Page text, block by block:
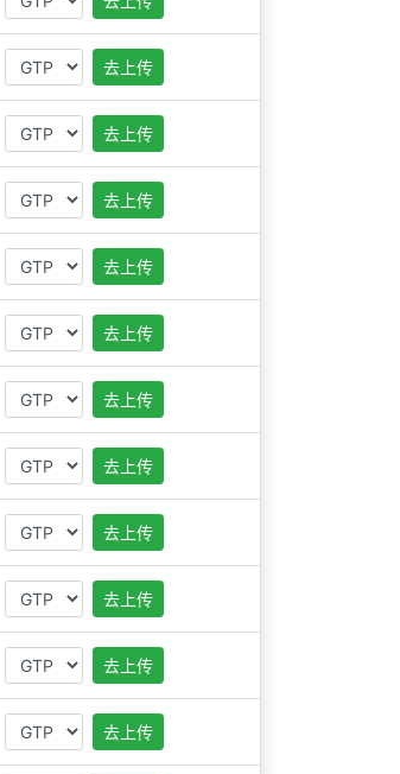
去上传
去上传
去上传
去上传
去上传
去上传
去上传
去上传
去上传
去上传
去上传